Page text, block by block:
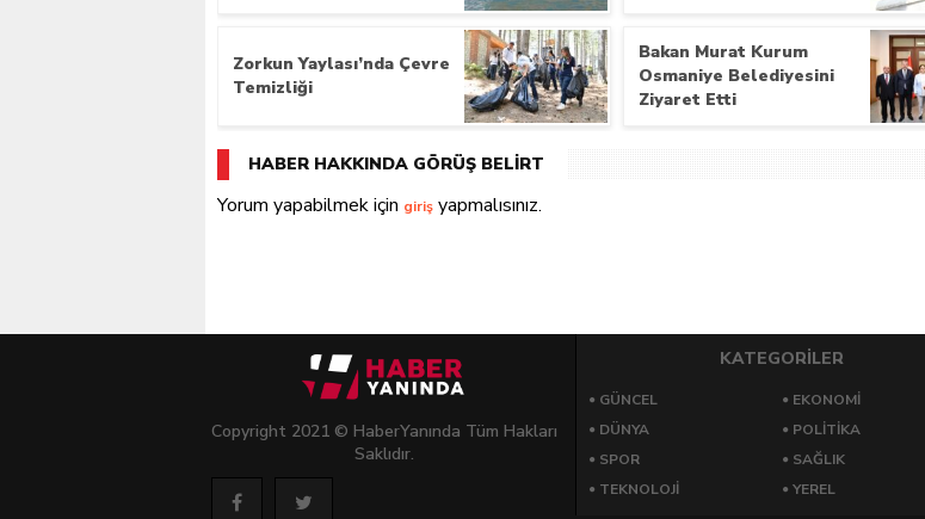
Zorkun Yaylası’nda Çevre
Temizliği
Bakan Murat Kurum
Osmaniye Belediyesini
Ziyaret Etti
HABER HAKKINDA GÖRÜŞ BELİRT
Yorum yapabilmek için giriş yapmalısınız.
Copyright 2021 © HaberYanında Tüm Hakları
Saklıdır.
KATEGORİLER
GÜNCEL
EKONOMI
DÜNYA
POLITIKA
SPOR
SAĞLIK
TEKNOLOJI
YEREL